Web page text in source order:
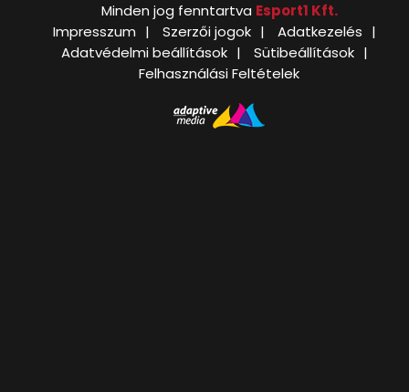
Minden jog fenntartva Esport1 Kft.
Impresszum
Szerzői jogok
Adatkezelés
Adatvédelmi beállítások
Sütibeállítások
Felhasználási Feltételek